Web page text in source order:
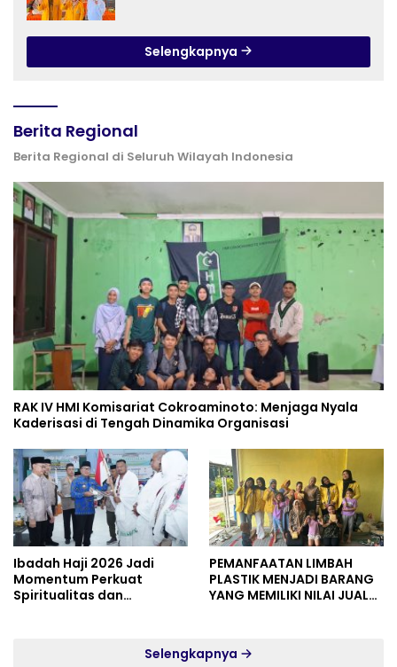
Selengkapnya
Berita Regional
Berita Regional di Seluruh Wilayah Indonesia
RAK IV HMI Komisariat Cokroaminoto: Menjaga Nyala
Kaderisasi di Tengah Dinamika Organisasi
Ibadah Haji 2026 Jadi
Momentum Perkuat
Spiritualitas dan
PEMANFAATAN LIMBAH
PLASTIK MENJADI BARANG
YANG MEMILIKI NILAI JUAL
Selengkapnya